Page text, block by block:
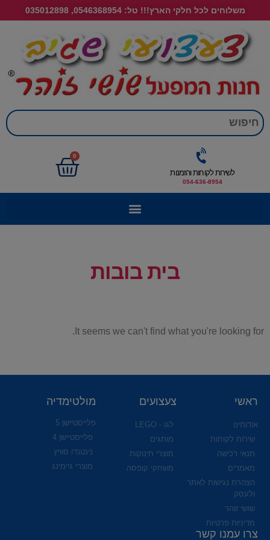
משלוחים לכל חלקי הארץ!!! טל: 0546368954, 035012898
לשירות לקוחות והזמנות
054-636-8954
0
בית בובות
It seems we can't find what you're looking for.
ראשי
אודותינו
שירות לקוחות
תנאי רכישה
מאמרים
הצהרת נגישות לאתר
ולעסק
שושי זוהר
מדיניות פרטיות
צעצועים
לגו - LEGO
מותגים
מוצרי תינוקות
משחקי קופסה
מולטימדיה
פלייסטיישן 5
פלייסטיישן 4
נינטנדו סוויץ
מוצרי גיימינג
צרו עמנו קשר